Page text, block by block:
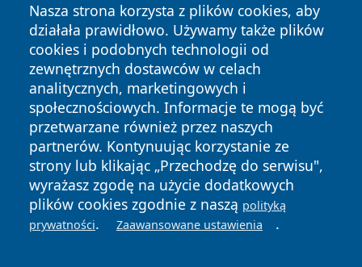
Nasza strona korzysta z plików cookies, aby
działała prawidłowo. Używamy także plików
cookies i podobnych technologii od
zewnętrznych dostawców w celach
analitycznych, marketingowych i
społecznościowych. Informacje te mogą być
przetwarzane również przez naszych
partnerów. Kontynuując korzystanie ze
strony lub klikając „Przechodzę do serwisu",
wyrażasz zgodę na użycie dodatkowych
plików cookies zgodnie z naszą polityką
prywatności. Zaawansowane ustawienia .
Copyright © 2026 wiadomoscilublin.pl Wszystkie prawa
zastrzeżone.
News Autorzy
Polityka
Prywatności
Polityka
Cookies